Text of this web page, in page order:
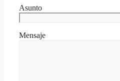
Asunto
Mensaje